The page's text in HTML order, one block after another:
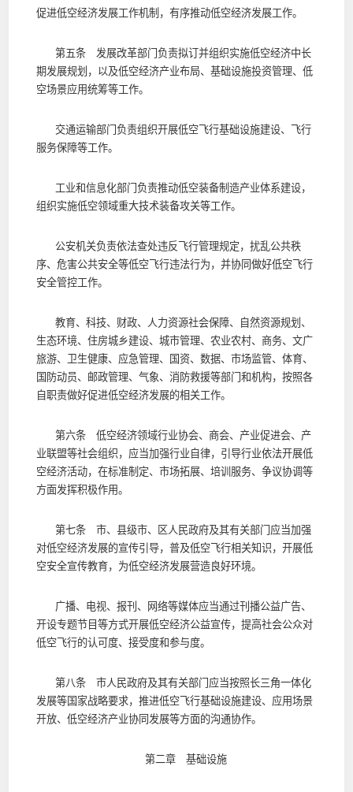
促进低空经济发展工作机制，有序推动低空经济发展工作。
第五条 发展改革部门负责拟订并组织实施低空经济中长
期发展规划，以及低空经济产业布局、基础设施投资管理、低
空场景应用统筹等工作。
交通运输部门负责组织开展低空飞行基础设施建设、飞行
服务保障等工作。
工业和信息化部门负责推动低空装备制造产业体系建设，
组织实施低空领域重大技术装备攻关等工作。
公安机关负责依法查处违反飞行管理规定，扰乱公共秩
序、危害公共安全等低空飞行违法行为，并协同做好低空飞行
安全管控工作。
教育、科技、财政、人力资源社会保障、自然资源规划、
生态环境、住房城乡建设、城市管理、农业农村、商务、文广
旅游、卫生健康、应急管理、国资、数据、市场监管、体育、
国防动员、邮政管理、气象、消防救援等部门和机构，按照各
自职责做好促进低空经济发展的相关工作。
第六条 低空经济领域行业协会、商会、产业促进会、产
业联盟等社会组织，应当加强行业自律，引导行业依法开展低
空经济活动，在标准制定、市场拓展、培训服务、争议协调等
方面发挥积极作用。
第七条 市、县级市、区人民政府及其有关部门应当加强
对低空经济发展的宣传引导，普及低空飞行相关知识，开展低
空安全宣传教育，为低空经济发展营造良好环境。
广播、电视、报刊、网络等媒体应当通过刊播公益广告、
开设专题节目等方式开展低空经济公益宣传，提高社会公众对
低空飞行的认可度、接受度和参与度。
第八条 市人民政府及其有关部门应当按照长三角一体化
发展等国家战略要求，推进低空飞行基础设施建设、应用场景
开放、低空经济产业协同发展等方面的沟通协作。
第二章 基础设施